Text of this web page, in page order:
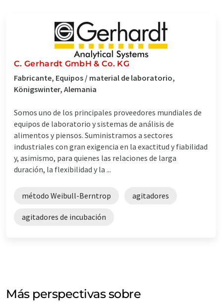
C. Gerhardt GmbH & Co. KG
Fabricante, Equipos / material de laboratorio,
Königswinter, Alemania
Somos uno de los principales proveedores mundiales de
equipos de laboratorio y sistemas de análisis de
alimentos y piensos. Suministramos a sectores
industriales con gran exigencia en la exactitud y fiabilidad
y, asimismo, para quienes las relaciones de larga
duración, la flexibilidad y la ...
método Weibull-Berntrop agitadores
agitadores de incubación
Más perspectivas sobre